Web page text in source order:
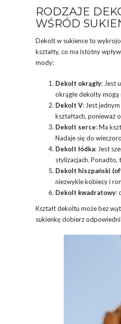
RODZAJE
WŚRÓD
Dekolt w sukience to
kształty, co ma istotny
mody:
Dekolt okrągły: Jest
okrągłe dekolty
Dekolt V: Jest
kształtach, ponieważ
Dekolt serce: Ma
Nadaje się do
Dekolt łódka: Jest
stylizacjach. Ponadto,
Dekolt hiszpański
niezwykle kobiecy i
Dekolt kwadratowy:
Kształt dekoltu może bez
sukienkę dobierz odpowiedni